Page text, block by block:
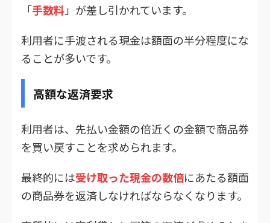
「手数料 」が差し引かれています。
利用者に手渡される現金は額面の半分程度にな
ることが多いです。
高額な返済要求
利用者は、先払い金額の倍近くの金額で商品券
を買い戻すことを求められます。
最終的には受け取った現金の数倍にあたる額面
の商品券を返済しなければならなくなります。